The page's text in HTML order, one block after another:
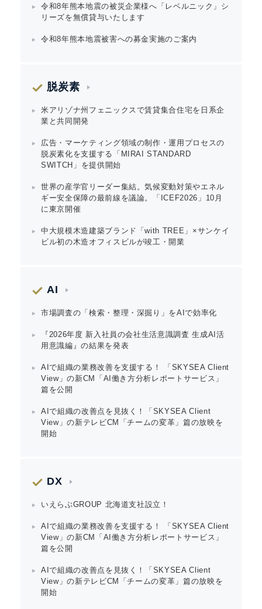
令和8年熊本地震の被災企業様へ「レベルニック」シ
リーズを無償貸与いたします
令和8年熊本地震被害への募金実施のご案内
脱炭素
米アリゾナ州フェニックスで賃貸集合住宅を日系企
業と共同開発
広告・マーケティング領域の制作・運用プロセスの
脱炭素化を支援する「MIRAI STANDARD
SWITCH」を提供開始
世界の産学官リーダー集結。気候変動対策やエネル
ギー安全保障の最前線を議論。「ICEF2026」10月
に東京開催
中大規模木造建築ブランド「with TREE」×サンケイ
ビル初の木造オフィスビルが竣工・開業
AI
市場調査の「検索・整理・深掘り」をAIで効率化
『2026年度 新入社員の会社生活意識調査 生成AI活
用意識編』の結果を発表
AIで組織の業務改善を支援する！ 「SKYSEA Client
View」の新CM「AI働き方分析レポートサービス」
篇を公開
AIで組織の改善点を見抜く！「SKYSEA Client
View」の新テレビCM「チームの変革」篇の放映を
開始
DX
いえらぶGROUP 北海道支社設立！
AIで組織の業務改善を支援する！ 「SKYSEA Client
View」の新CM「AI働き方分析レポートサービス」
篇を公開
AIで組織の改善点を見抜く！「SKYSEA Client
View」の新テレビCM「チームの変革」篇の放映を
開始